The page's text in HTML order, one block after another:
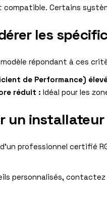
Certains
les
répondant à ces
de Performance)
réduit : Idéal pour les
un
professionnel certifié
personnalisés,